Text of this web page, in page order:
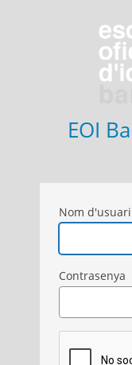
EOI
Nom
Contrasenya